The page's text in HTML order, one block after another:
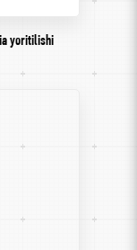
yoritilishi